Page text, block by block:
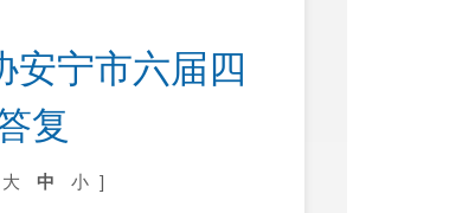
安宁市六届四
复
大 中 小 ]